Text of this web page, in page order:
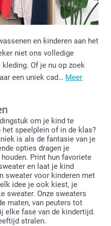
en kinderen aan het
niet ons volledige
Of je nu op zoek
een uniek cad… Meer
om je kind te
speelplein of in de klas?
is als de fantasie van je
opties dragen je
Print hun favoriete
en laat je kind
sweater voor kinderen met
idee je ook kiest, je
sweater. Onze sweaters
maten, van peuters tot
elke fase van de kindertijd.
stralen.